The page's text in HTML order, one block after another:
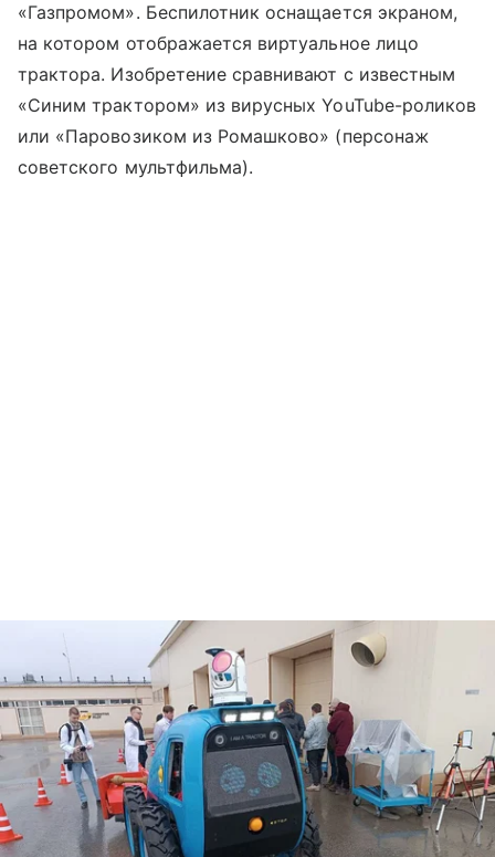
«Газпромом». Беспилотник оснащается экраном,
на котором отображается виртуальное лицо
трактора. Изобретение сравнивают с известным
«Синим трактором» из вирусных YouTube-роликов
или «Паровозиком из Ромашково» (персонаж
советского мультфильма).